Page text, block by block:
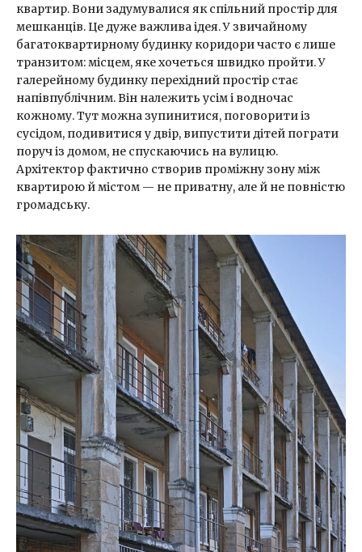
квартир. Вони задумувалися як спільний простір для
мешканців. Це дуже важлива ідея. У звичайному
багатоквартирному будинку коридори часто є лише
транзитом: місцем, яке хочеться швидко пройти. У
галерейному будинку перехідний простір стає
напівпублічним. Він належить усім і водночас
кожному. Тут можна зупинитися, поговорити із
сусідом, подивитися у двір, випустити дітей пограти
поруч із домом, не спускаючись на вулицю.
Архітектор фактично створив проміжну зону між
квартирою й містом — не приватну, але й не повністю
громадську.